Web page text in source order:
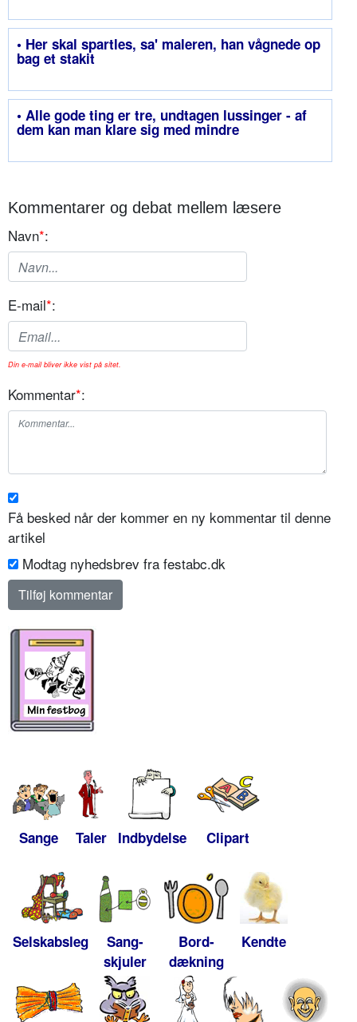
• Her skal spartles, sa' maleren, han vågnede op
bag et stakit
• Alle gode ting er tre, undtagen lussinger - af
dem kan man klare sig med mindre
Kommentarer og debat mellem læsere
Navn*:
E-mail*:
Din e-mail bliver ikke vist på sitet.
Kommentar*:
Få besked når der kommer en ny kommentar til denne
artikel
Modtag nyhedsbrev fra festabc.dk
Sange Taler Indbydelse Clipart
Selskabsleg
Sang-
skjuler
Bord-
dækning
Kendte